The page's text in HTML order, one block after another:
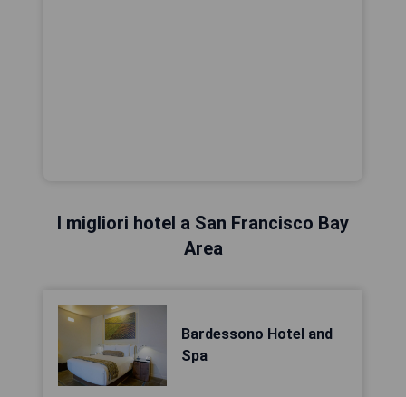
I migliori hotel a San Francisco Bay
Area
Bardessono Hotel and
Spa